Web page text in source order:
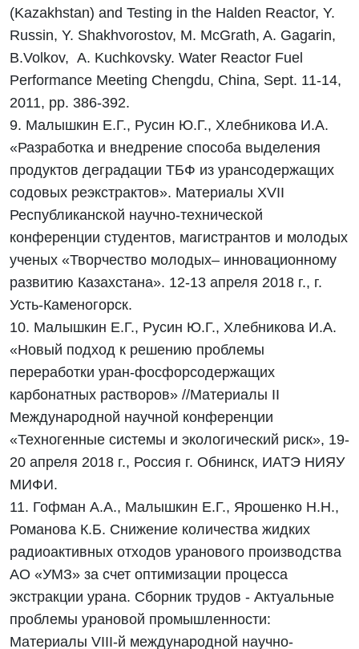
(Kazakhstan) and Testing in the Halden Reactor, Y.
Russin, Y. Shakhvorostov, M. McGrath, A. Gagarin,
B.Volkov, A. Kuchkovsky. Water Reactor Fuel
Performance Meeting Chengdu, China, Sept. 11-14,
2011, pp. 386-392.
9. Малышкин Е.Г., Русин Ю.Г., Хлебникова И.А.
«Разработка и внедрение способа выделения
продуктов деградации ТБФ из урансодержащих
содовых реэкстрактов». Материалы ХVII
Республиканской научно-технической
конференции студентов, магистрантов и молодых
ученых «Творчество молодых– инновационному
развитию Казахстана». 12-13 апреля 2018 г., г.
Усть-Каменогорск.
10. Малышкин Е.Г., Русин Ю.Г., Хлебникова И.А.
«Новый подход к решению проблемы
переработки уран-фосфорсодержащих
карбонатных растворов» //Материалы II
Международной научной конференции
«Техногенные системы и экологический риск», 19-
20 апреля 2018 г., Россия г. Обнинск, ИАТЭ НИЯУ
МИФИ.
11. Гофман А.А., Малышкин Е.Г., Ярошенко Н.Н.,
Романова К.Б. Снижение количества жидких
радиоактивных отходов уранового производства
АО «УМЗ» за счет оптимизации процесса
экстракции урана. Сборник трудов - Актуальные
проблемы урановой промышленности:
Материалы VIII-й международной научно-